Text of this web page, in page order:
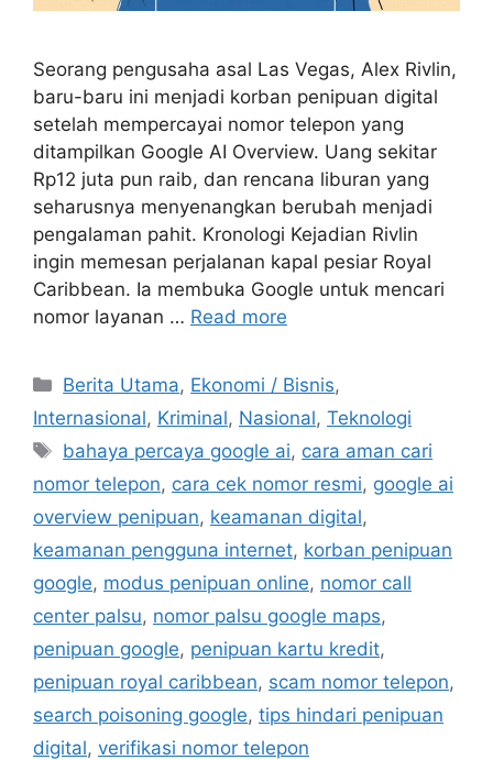
Seorang pengusaha asal Las Vegas, Alex Rivlin,
baru-baru ini menjadi korban penipuan digital
setelah mempercayai nomor telepon yang
ditampilkan Google AI Overview. Uang sekitar
Rp12 juta pun raib, dan rencana liburan yang
seharusnya menyenangkan berubah menjadi
pengalaman pahit. Kronologi Kejadian Rivlin
ingin memesan perjalanan kapal pesiar Royal
Caribbean. Ia membuka Google untuk mencari
nomor layanan … Read more
C
a
e
g
o
r
e
s
Berita Utama, Ekonomi / Bisnis,
Internasional, Kriminal, Nasional, Teknologi
T
a
s
bahaya percaya google ai, cara aman cari
nomor telepon, cara cek nomor resmi, google ai
overview penipuan, keamanan digital,
keamanan pengguna internet, korban penipuan
google, modus penipuan online, nomor call
center palsu, nomor palsu google maps,
penipuan google, penipuan kartu kredit,
penipuan royal caribbean, scam nomor telepon,
search poisoning google, tips hindari penipuan
digital, verifikasi nomor telepon